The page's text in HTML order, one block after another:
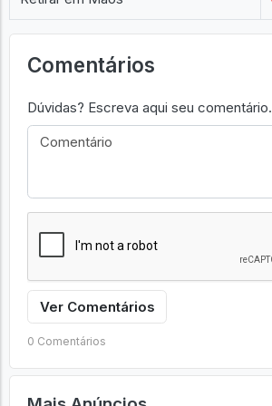
Comentários
Dúvidas? Escreva aqui seu comentário.
Ver Comentários
0 Comentários